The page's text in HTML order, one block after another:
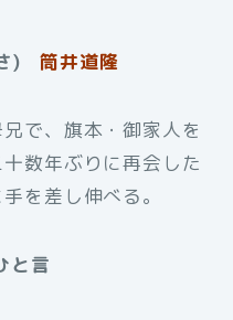
さ)筒井道隆
で、旗本・御家人を
数年ぶりに再会した
を差し伸べる。
と言